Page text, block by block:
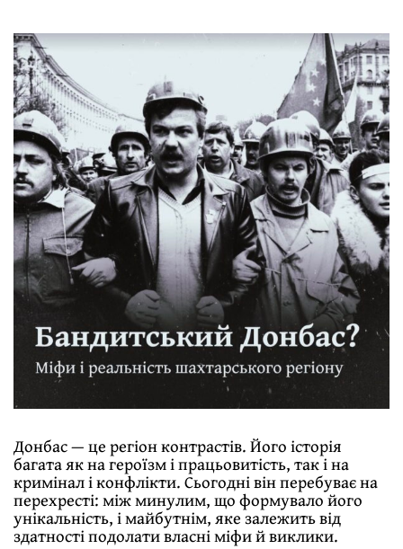
Донбас — це регіон контрастів. Його історія
багата як на героїзм і працьовитість, так і на
кримінал і конфлікти. Сьогодні він перебуває на
перехресті: між минулим, що формувало його
унікальність, і майбутнім, яке залежить від
здатності подолати власні міфи й виклики.